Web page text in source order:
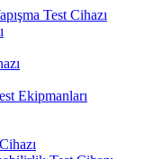
Test Cihazı
Ekipmanları